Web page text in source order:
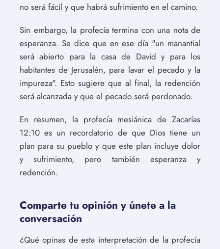
no será fácil y que habrá sufrimiento en el camino.
Sin embargo, la profecía termina con una nota de
esperanza. Se dice que en ese día "un manantial
será abierto para la casa de David y para los
habitantes de Jerusalén, para lavar el pecado y la
impureza". Esto sugiere que al final, la redención
será alcanzada y que el pecado será perdonado.
En resumen, la profecía mesiánica de Zacarías
12:10 es un recordatorio de que Dios tiene un
plan para su pueblo y que este plan incluye dolor
y sufrimiento, pero también esperanza y
redención.
Comparte tu opinión y únete a la
conversación
¿Qué opinas de esta interpretación de la profecía